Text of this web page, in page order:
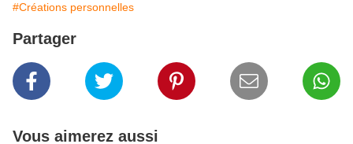
#Créations personnelles
Partager
Vous aimerez aussi